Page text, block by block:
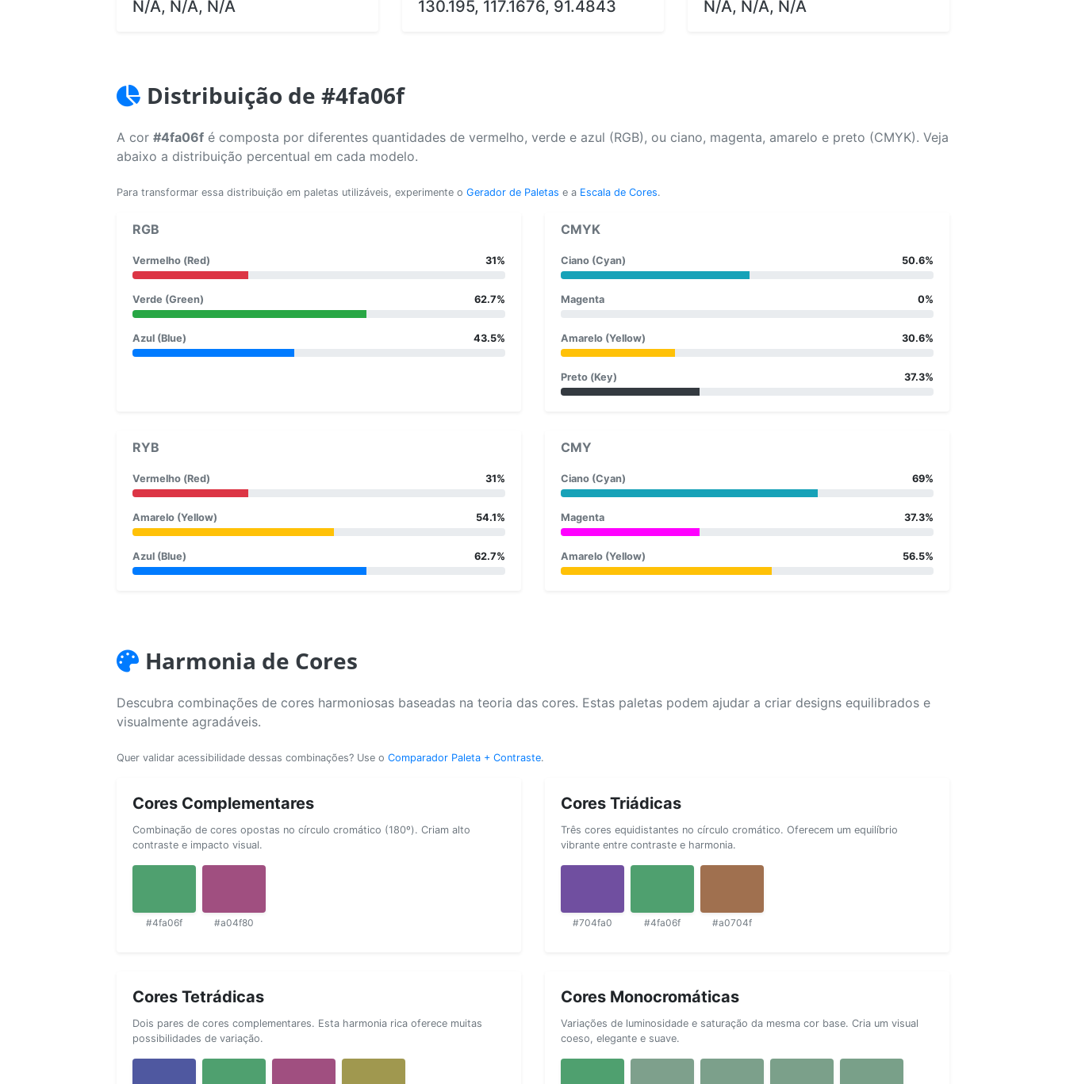
N/A, N/A, N/A 130.195, 117.1676, 91.4843 N/A, N/A, N/A
Distribuição de #4fa06f
A cor #4fa06f é composta por diferentes quantidades de vermelho, verde e azul (RGB), ou ciano, magenta, amarelo e preto (CMYK). Veja
abaixo a distribuição percentual em cada modelo.
Para transformar essa distribuição em paletas utilizáveis, experimente o Gerador de Paletas e a Escala de Cores.
RGB
Vermelho (Red) 31%
Verde (Green) 62.7%
Azul (Blue) 43.5%
CMYK
Ciano (Cyan) 50.6%
Magenta 0%
Amarelo (Yellow) 30.6%
Preto (Key) 37.3%
RYB
Vermelho (Red) 31%
Amarelo (Yellow) 54.1%
Azul (Blue) 62.7%
CMY
Ciano (Cyan) 69%
Magenta 37.3%
Amarelo (Yellow) 56.5%
Harmonia de Cores
Descubra combinações de cores harmoniosas baseadas na teoria das cores. Estas paletas podem ajudar a criar designs equilibrados e
visualmente agradáveis.
Quer validar acessibilidade dessas combinações? Use o Comparador Paleta + Contraste.
Cores Complementares
Combinação de cores opostas no círculo cromático (180º). Criam alto
contraste e impacto visual.
#4fa06f #a04f80
Cores Triádicas
Três cores equidistantes no círculo cromático. Oferecem um equilíbrio
vibrante entre contraste e harmonia.
#704fa0 #4fa06f #a0704f
Cores Tetrádicas
Dois pares de cores complementares. Esta harmonia rica oferece muitas
possibilidades de variação.
Cores Monocromáticas
Variações de luminosidade e saturação da mesma cor base. Cria um visual
coeso, elegante e suave.